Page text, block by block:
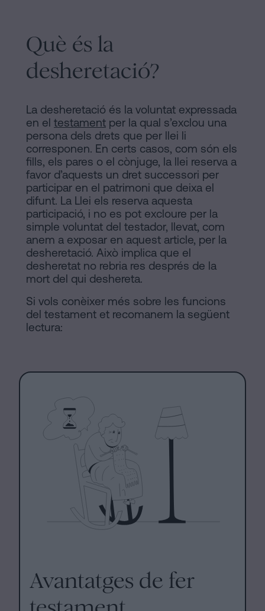
Personalizar
cookies
nos
xarxes
socials
Es
pot
sense
cèdula
d’habitabilitat?
Contactar
Què és la
desheretació?
La desheretació és la voluntat expressada
en el testament per la qual s’exclou una
persona dels drets que per llei li
corresponen. En certs casos, com són els
fills, els pares o el cònjuge, la llei reserva a
favor d’aquests un dret successori per
participar en el patrimoni que deixa el
difunt. La Llei els reserva aquesta
participació, i no es pot excloure per la
simple voluntat del testador, llevat, com
anem a exposar en aquest article, per la
desheretació. Això implica que el
desheretat no rebria res després de la
mort del qui deshereta.
Si vols conèixer més sobre les funcions
del testament et recomanem la següent
lectura:
Avantatges de fer